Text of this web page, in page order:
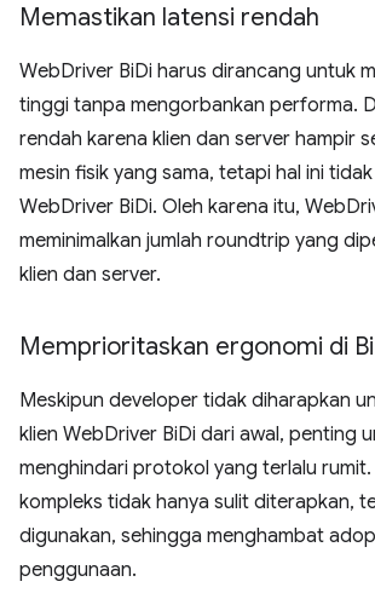
Memastikan latensi rendah
WebDriver BiDi harus dirancang untuk
tinggi tanpa mengorbankan performa.
rendah karena klien dan server hampir
mesin fisik yang sama, tetapi hal ini
WebDriver BiDi. Oleh karena itu,
meminimalkan jumlah roundtrip yang
klien dan server.
Memprioritaskan ergonomi di Bi
Meskipun developer tidak diharapkan
klien WebDriver BiDi dari awal, penting
menghindari protokol yang terlalu rumit.
kompleks tidak hanya sulit diterapkan,
digunakan, sehingga menghambat
penggunaan.